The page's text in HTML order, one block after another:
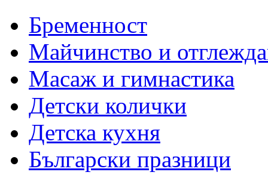
Бременност
Майчинство и
Масаж и гимнастика
Детски колички
Детска кухня
Български празници